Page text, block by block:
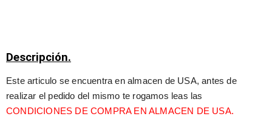
Descripción.
Este articulo se encuentra en almacen de USA, antes de
CONDICIONES DE COMPRA EN ALMACEN DE USA.